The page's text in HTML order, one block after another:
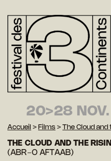
20>28
Accueil > Films > The Cloud
THE CLOUD AND THE
(ABR-O AFTAAB)